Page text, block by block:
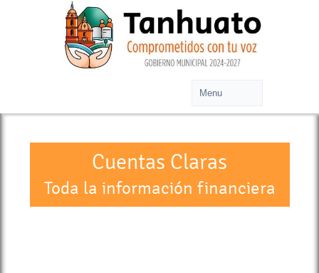
Cuentas Claras
Toda la información financiera